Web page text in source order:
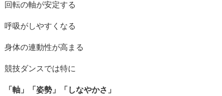
回転の軸が安定する
呼吸がしやすく なる
身体の連動性が高まる
競技ダンスでは特に
「 軸」「 姿勢」「 しなやかさ」